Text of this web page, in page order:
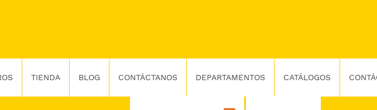
TIENDA BLOG CONTÁCTANOS DEPARTAMENTOS CATÁLOGOS